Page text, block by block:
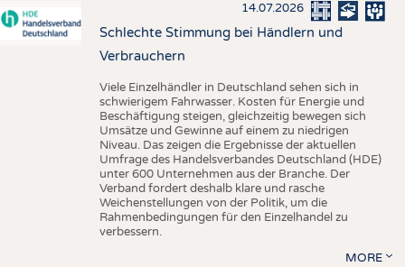
14.07.2026
Schlechte Stimmung bei Händlern und
Verbrauchern
Viele Einzelhändler in Deutschland sehen sich in
schwierigem Fahrwasser. Kosten für Energie und
Beschäftigung steigen, gleichzeitig bewegen sich
Umsätze und Gewinne auf einem zu niedrigen
Niveau. Das zeigen die Ergebnisse der aktuellen
Umfrage des Handelsverbandes Deutschland (HDE)
unter 600 Unternehmen aus der Branche. Der
Verband fordert deshalb klare und rasche
Weichenstellungen von der Politik, um die
Rahmenbedingungen für den Einzelhandel zu
verbessern.
MORE